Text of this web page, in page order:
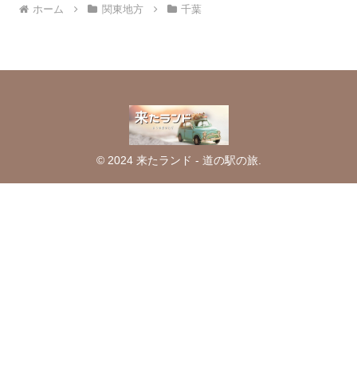
ホーム 関東地方 千葉
© 2024 来たランド - 道の駅の旅.